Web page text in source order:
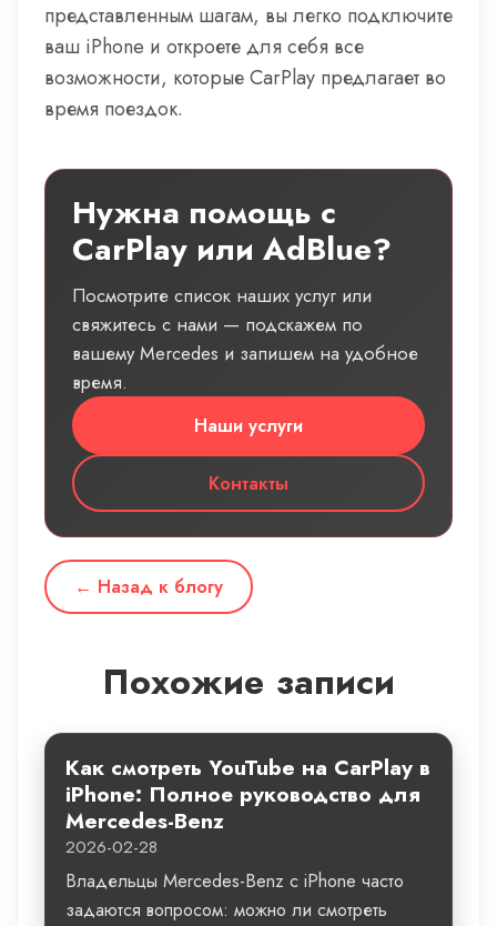
представленным шагам, вы легко подключите
ваш iPhone и откроете для себя все
возможности, которые CarPlay предлагает во
время поездок.
Нужна помощь с
CarPlay или AdBlue?
Посмотрите список наших услуг или
свяжитесь с нами — подскажем по
вашему Mercedes и запишем на удобное
время.
Наши услуги
Контакты
← Назад к блогу
Похожие записи
Как смотреть YouTube на CarPlay в
iPhone: Полное руководство для
Mercedes-Benz
2026-02-28
Владельцы Mercedes-Benz с iPhone часто
задаются вопросом: можно ли смотреть